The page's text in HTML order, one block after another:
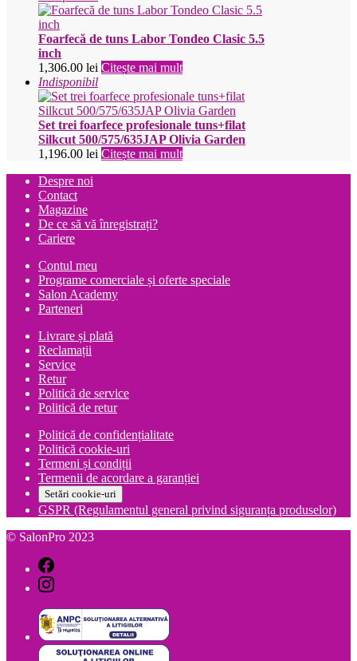
Foarfecă de tuns Labor Tondeo Clasic 5.5
inch
1,306.00 lei Citește mai mult
Indisponibil
Set trei foarfece profesionale tuns+filat
Silkcut 500/575/635JAP Olivia Garden
1,196.00 lei Citește mai mult
Despre noi
Contact
Magazine
De ce să vă înregistrați?
Cariere
Contul meu
Programe comerciale și oferte speciale
Salon Academy
Parteneri
Livrare și plată
Reclamații
Service
Retur
Politică de service
Politică de retur
Politică de confidențialitate
Politică cookie-uri
Termeni și condiții
Termenii de acordare a garanției
Setări cookie-uri
GSPR (Regulamentul general privind siguranța produselor)
© SalonPro 2023